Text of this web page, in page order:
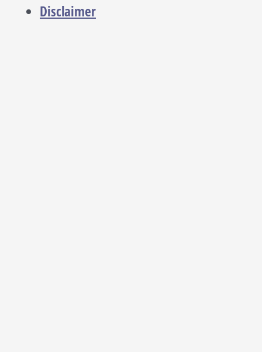
Disclaimer